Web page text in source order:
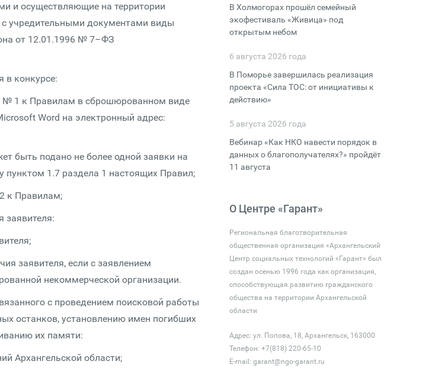
и осуществляющие на территории
с учредительными документами виды
от 12.01.1996 № 7–ФЗ
в конкурсе:
№ 1 к Правилам в сброшюрованном виде
Word на электронный адрес:
быть подано не более одной заявки на
пунктом 1.7 раздела 1 настоящих Правил;
к Правилам;
заявителя:
заявителя, если с заявлением
некоммерческой организации.
с проведением поисковой работы
останков, установлению имен погибших
их памяти:
Архангельской области;
В Холмогорах прошёл семейный
экофестиваль «Живица» под
открытым небом
6 августа 2026 года
В Поморье завершилась реализация
проекта «Сила ТОС: от инициативы к
действию»
5 августа 2026 года
Вебинар «Как НКО навести порядок в
данных о благополучателях?» пройдёт
11 августа
О Центре «Гарант»
Региональная благотворительная
общественная организация «Архангельский
Центр социальных технологий «Гарант» был
создан осенью 1996 года как организация,
способствующая развитию гражданского
общества на территории Архангельской
области
Адрес: ул. Попова, 18, Архангельск, 163000
Телефон: +7(818) 220-65-10
E-mail: garant@ngo-garant.ru